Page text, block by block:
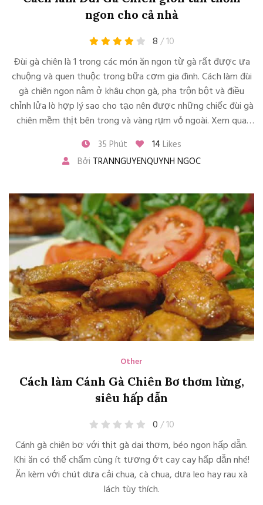
ngon cho cả nhà
8/ 10
Đùi gà chiên là 1 trong các món ăn ngon từ gà rất được ưa
chuộng và quen thuộc trong bữa cơm gia đình. Cách làm đùi
gà chiên ngon nằm ở khâu chọn gà, pha trộn bột và điều
chỉnh lửa lò hợp lý sao cho tạo nên được những chiếc đùi gà
chiên mềm thịt bên trong và vàng rụm vỏ ngoài. Xem qua
cách làm đùi gà chiên và thực hiện ngay cho bữa cơm tối
nhé!
35 Phút 14 Likes
Bởi TRANNGUYENQUYNH NGOC
Other
Cách làm Cánh Gà Chiên Bơ thơm lừng,
siêu hấp dẫn
0/ 10
Cánh gà chiên bơ với thịt gà dai thơm, béo ngon hấp dẫn.
Khi ăn có thể chấm cùng ít tương ớt cay cay hấp dẫn nhé!
Ăn kèm với chút dưa cải chua, cà chua, dưa leo hay rau xà
lách tùy thích.